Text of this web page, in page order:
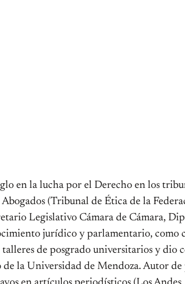
en la lucha por el Derecho en los
(Tribunal de Ética de la
Legislativo Cámara de Cámara,
jurídico y parlamentario, como
de posgrado universitarios y dio
de la Universidad de Mendoza. Autor